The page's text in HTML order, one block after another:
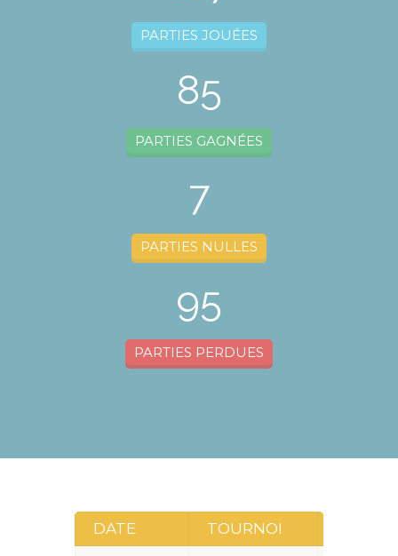
PARTIES JOUÉES
85
PARTIES GAGNÉES
7
PARTIES NULLES
95
PARTIES PERDUES
DATE TOURNOI